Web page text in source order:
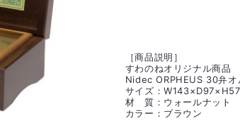
［商品説明］
すわのねオリジナル商品
Nidec ORPHEUS 30弁オ
サイズ：
材 質：ウォールナット
カラー：ブラウン